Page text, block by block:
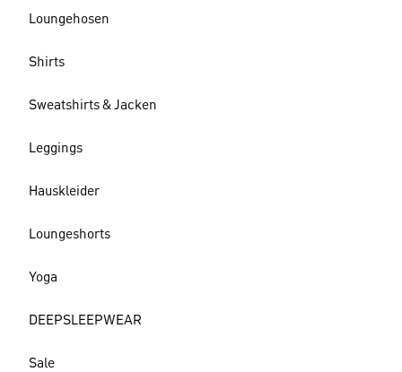
Loungehosen
Shirts
Sweatshirts & Jacken
Leggings
Hauskleider
Loungeshorts
Yoga
DEEPSLEEPWEAR
Sale